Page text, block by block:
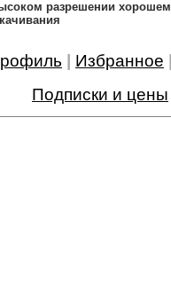
разрешении хорошем
Избранное
Подписки и цены